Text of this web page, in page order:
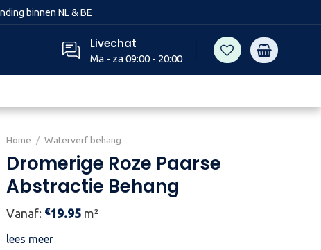
binnen NL & BE
Livechat
Ma - za 09:00 - 20:00
Home / Waterverf behang
Dromerige Roze Paarse
Abstractie Behang
Vanaf: €19.95 m²
lees meer